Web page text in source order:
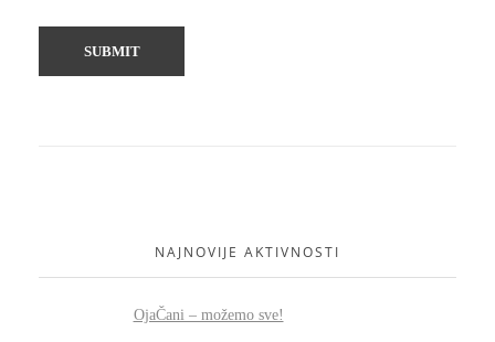
NAJNOVIJE AKTIVNOSTI
OjaČani – možemo sve!